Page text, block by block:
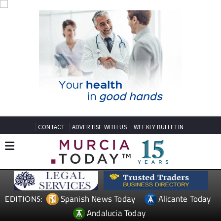
CONTACT ADVERTISE WITH US WEEKLY BULLETIN
EDITIONS: Spanish News Today
Alicante Today
Andalucia Today